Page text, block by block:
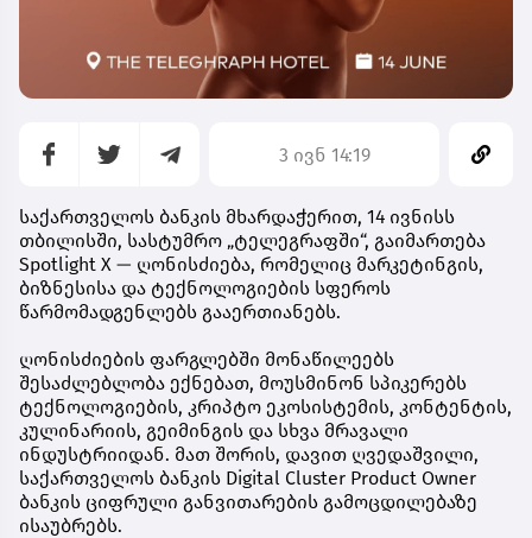
3 ივნ 14:19
საქართველოს ბანკის მხარდაჭერით, 14 ივნისს
თბილისში, სასტუმრო „ტელეგრაფში“, გაიმართება
Spotlight X — ღონისძიება, რომელიც მარკეტინგის,
ბიზნესისა და ტექნოლოგიების სფეროს
წარმომადგენლებს გააერთიანებს.
ღონისძიების ფარგლებში მონაწილეებს
შესაძლებლობა ექნებათ, მოუსმინონ სპიკერებს
ტექნოლოგიების, კრიპტო ეკოსისტემის, კონტენტის,
კულინარიის, გეიმინგის და სხვა მრავალი
ინდუსტრიიდან. მათ შორის, დავით ღვედაშვილი,
საქართველოს ბანკის Digital Cluster Product Owner
ბანკის ციფრული განვითარების გამოცდილებაზე
ისაუბრებს.